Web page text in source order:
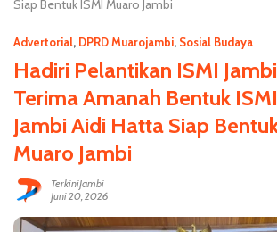
Siap Bentuk ISMI Muaro Jambi
Advertorial, DPRD Muarojambi, Sosial Budaya
Hadiri Pelantikan ISMI
Terima Amanah Bentuk
Jambi Aidi Hatta Siap
Muaro Jambi
TerkiniJambi
Juni 20, 2026